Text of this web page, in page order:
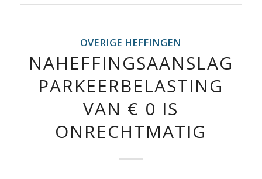
OVERIGE HEFFINGEN
NAHEFFINGSAANSLAG
PARKEERBELASTING
VAN € 0 IS
ONRECHTMATIG